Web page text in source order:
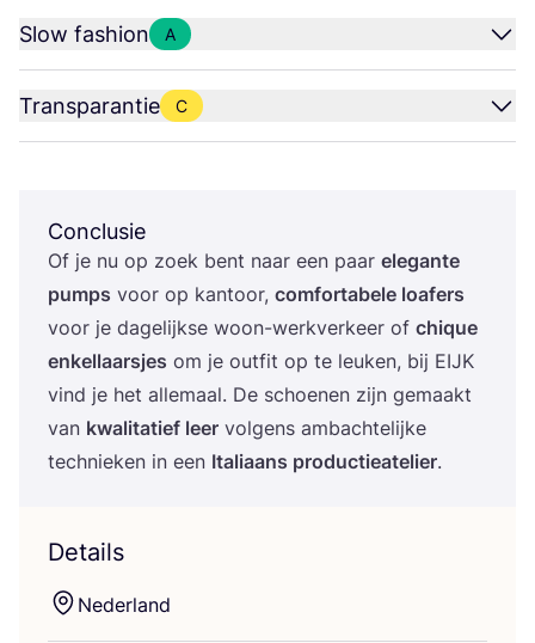
Slow fashion A
Transparantie C
Conclusie
Of je nu op zoek bent naar een paar ele­gan­te
pumps voor op kan­toor, com­for­ta­be­le loa­fers
voor je dage­lijk­se woon-werk­ver­keer of chi­que
enkel­laars­jes om je out­fit op te leu­ken, bij EIJK
vind je het alle­maal. De schoe­nen zijn gemaakt
van kwa­li­ta­tief leer vol­gens ambach­te­lij­ke
tech­nie­ken in een Ita­li­aans pro­duc­tie­ate­lier.
Details
Neder­land